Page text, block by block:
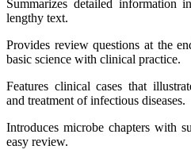
Summarizes detailed information
lengthy text.
Provides review questions at the
basic science with clinical practice.
Features clinical cases that
and treatment of infectious diseases.
Introduces microbe chapters with
easy review.